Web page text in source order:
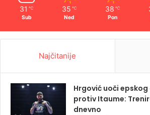
31 ℃
Sub
35 ℃
Ned
38 ℃
Pon
Najčitanije
Hrgović uoči
protiv Itaume:
dnevno